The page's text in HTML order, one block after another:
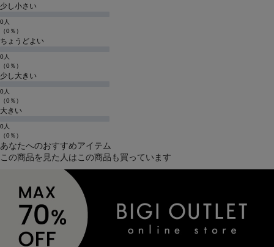
少し小さい
0人
（0％）
ちょうどよい
0人
（0％）
少し大きい
0人
（0％）
大きい
0人
（0％）
あなたへのおすすめアイテム
この商品を見た人はこの商品も買っています